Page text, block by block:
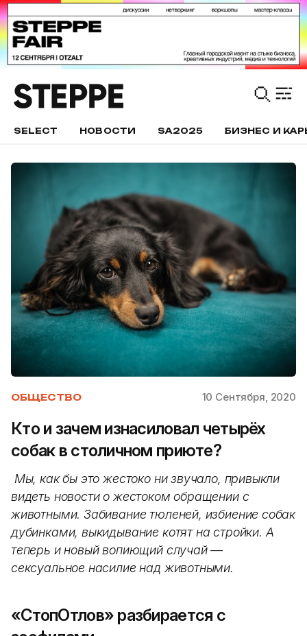
SELECT НОВОСТИ SA2025 БИЗНЕС И
ОБЩЕСТВО 10 Сентября, 2020
Кто и зачем изнасиловал четырёх
собак в столичном приюте?
Мы, как бы это жестоко ни звучало, привыкли
видеть новости о жестоком обращении с
животными. Забивание тюленей, избиение собак
дубинками, выкидывание котят на стройки. А
теперь и новый вопиющий случай —
сексуальное насилие над животными.
«СтопОтлов» разбирается с